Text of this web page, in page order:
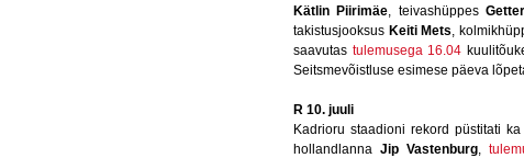
Kätlin Piirimäe, teivashüppes
takistusjooksus Keiti Mets,
saavutas tulemusega 16.04
Seitsmevõistluse esimese päeva
R 10. juuli
Kadrioru staadioni rekord püstitati
hollandlanna Jip Vastenburg,